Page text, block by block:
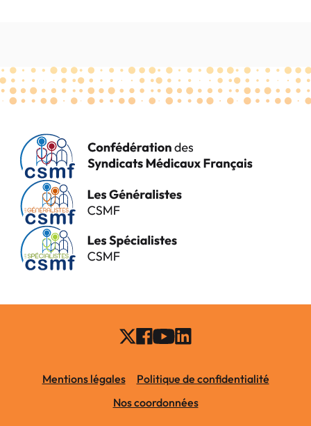
Mentions légales
Politique de confidentialité
Nos coordonnées